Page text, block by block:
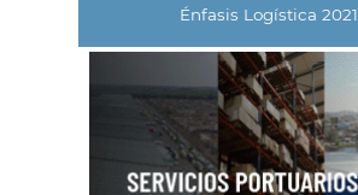
Énfasis Logística 2021.